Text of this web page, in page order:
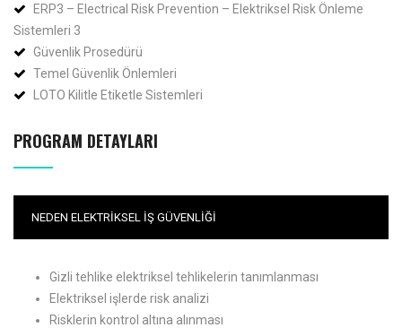
ERP3 – Electrical Risk Prevention – Elektriksel Risk Önleme
Sistemleri 3
Güvenlik Prosedürü​
Temel Güvenlik Önlemleri
LOTO Kilitle Etiketle Sistemleri
PROGRAM DETAYLARI
NEDEN ELEKTRIKSEL İŞ GÜVENLIĞI
Gizli tehlike elektriksel tehlikelerin tanımlanması
Elektriksel işlerde risk analizi
Risklerin kontrol altına alınması